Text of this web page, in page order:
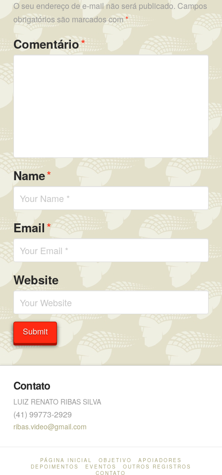
O seu endereço de e-mail não será publicado. Campos
obrigatórios são marcados com*
Comentário*
Name*
Email*
Website
Contato
LUIZ RENATO RIBAS SILVA
(41) 99773-2929
ribas.video@gmail.com
PÁGINA INICIAL OBJETIVO
APOIADORES
DEPOIMENTOS
EVENTOS
OUTROS REGISTROS
CONTATO